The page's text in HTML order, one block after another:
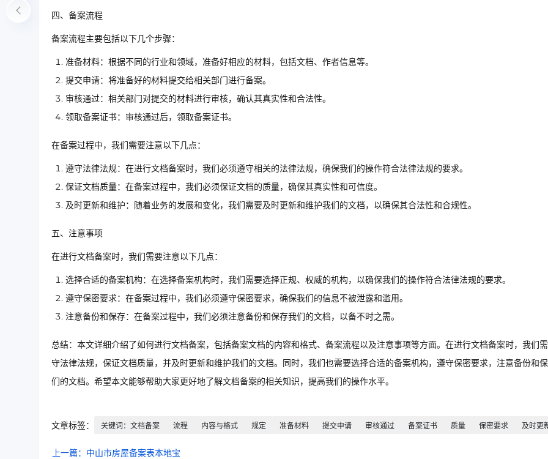
四、备案流程
备案流程主要包括以下几个步骤：
准备材料：根据不同的行业和领域，准备好相应的材料，包括文档、作者信息等。
提交申请：将准备好的材料提交给相关部门进行备案。
审核通过：相关部门对提交的材料进行审核，确认其真实性和合法性。
领取备案证书：审核通过后，领取备案证书。
在备案过程中，我们需要注意以下几点：
遵守法律法规：在进行文档备案时，我们必须遵守相关的法律法规，确保我们的操作符合法律法规的要求。
保证文档质量：在备案过程中，我们必须保证文档的质量，确保其真实性和可信度。
及时更新和维护：随着业务的发展和变化，我们需要及时更新和维护我们的文档，以确保其合法性和合规性。
五、注意事项
在进行文档备案时，我们需要注意以下几点：
选择合适的备案机构：在选择备案机构时，我们需要选择正规、权威的机构，以确保我们的操作符合法律法规的要求。
遵守保密要求：在备案过程中，我们必须遵守保密要求，确保我们的信息不被泄露和滥用。
注意备份和保存：在备案过程中，我们必须注意备份和保存我们的文档，以备不时之需。
总结：本文详细介绍了如何进行文档备案，包括备案文档的内容和格式、备案流程以及注意事项等方面。在进行文档备案时，我们
守法律法规，保证文档质量，并及时更新和维护我们的文档。同时，我们也需要选择合适的备案机构，遵守保密要求，注意备份和
们的文档。希望本文能够帮助大家更好地了解文档备案的相关知识，提高我们的操作水平。
文章标签： 关键词：文档备案 流程 内容与格式 规定 准备材料 提交申请 审核通过 备案证书 质量 保密要求 及时更
上一篇：中山市房屋备案表本地宝